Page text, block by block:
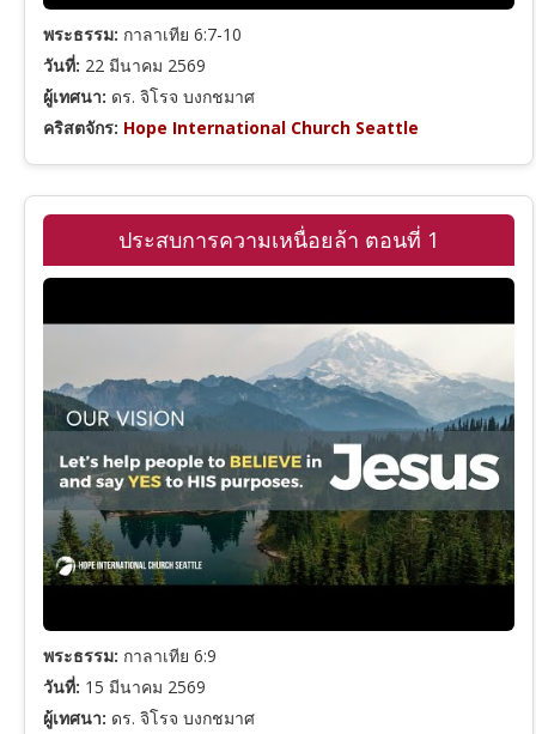
พระธรรม: กาลาเทีย 6:7-10
วันที่: 22 มีนาคม 2569
ผู้เทศนา: ดร. จิโรจ บงกชมาศ
คริสตจักร: Hope International Church Seattle
ประสบการความเหนื่อยล้า ตอนที่ 1
พระธรรม: กาลาเทีย 6:9
วันที่: 15 มีนาคม 2569
ผู้เทศนา: ดร. จิโรจ บงกชมาศ